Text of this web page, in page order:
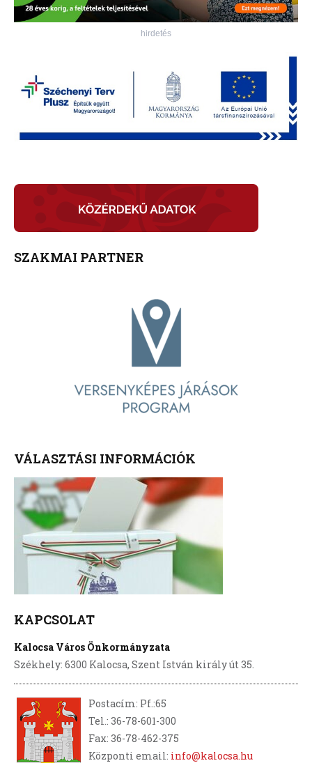
hirdetés
SZAKMAI PARTNER
VÁLASZTÁSI INFORMÁCIÓK
KAPCSOLAT
Kalocsa Város Önkormányzata
Székhely: 6300 Kalocsa, Szent István király út 35.
Postacím: Pf.:65
Tel.: 36-78-601-300
Fax: 36-78-462-375
Központi email: info@kalocsa.hu